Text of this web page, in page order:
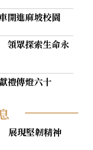
開進麻坡校園
領眾探索生命永
禮傳燈六十
展現堅韌精神